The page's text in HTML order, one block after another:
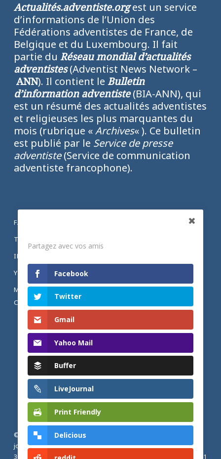
Actualités.adventiste.orgest un service
d’informations de l’Union des
Fédérations adventistes de France, de
Belgique et du Luxembourg. Il fait
partie du Réseau mondial d’actualités
adventistes(Adventist News Network –
ANN). Il contient le Bulletin
d’information adventiste(BIA-ANN), qui
est un résumé des actualités adventistes
et religieuses les plus marquantes du
mois (rubrique «Archives« ). Ce bulletin
est publié par le Service de presse
adventiste(Service de communication
adventiste francophone).
FACEBOOK
TWITTER
INSTAGRAM
YOUTUBE
MENTIONS LÉGALES ET POLITIQUE DE
CONFIDENTIALITÉ
© 2026 Actualités adventistes. Église adventiste du septième
jour de France métropolitaine, de Belgique et du Luxembourg.
30, Avenue Émile Zola, 77190 Dammarie Les Lys, France |
+33 (0) 1
Partagez avec vos amis
Facebook
Twitter
Gmail
Yahoo Mail
Buffer
LiveJournal
Print Friendly
Delicious